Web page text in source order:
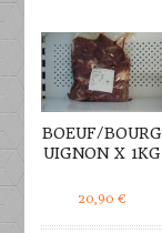
BOEUF/BOURG
UIGNON X 1KG
20,90 €